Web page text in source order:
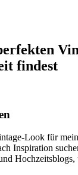
findest
Look für
Inspiration